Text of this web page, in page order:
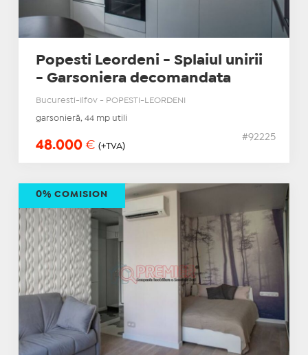
Popesti Leordeni - Splaiul unirii
- Garsoniera decomandata
Bucuresti-Ilfov - POPESTI-LEORDENI
garsonieră, 44 mp utili
48.000 € (+TVA)
#92225
0% COMISION